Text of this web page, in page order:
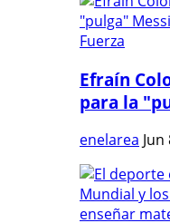
Efraín
para la
enelarea Jun